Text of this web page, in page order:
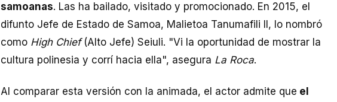
samoanas. Las ha bailado, visitado y promocionado. En 2015, el
difunto Jefe de Estado de Samoa, Malietoa Tanumafili II, lo nombró
como High Chief (Alto Jefe) Seiuli. "Vi la oportunidad de mostrar la
cultura polinesia y corrí hacia ella", asegura La Roca.
Al comparar esta versión con la animada, el actor admite que el